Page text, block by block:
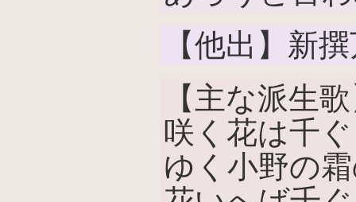
【他出】新
【主な派生
咲く花は千
ゆく小野の